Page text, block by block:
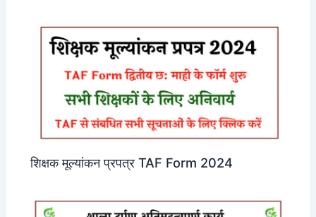
शिक्षक मूल्यांकन प्रपत्र TAF Form 2024